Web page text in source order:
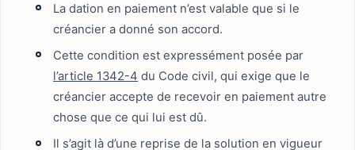
La dation en paiement n’est valable que si le
créancier a donné son accord.
Cette condition est expressément posée par
l’article 1342-4 du Code civil, qui exige que le
créancier accepte de recevoir en paiement autre
chose que ce qui lui est dû.
Il s’agit là d’une reprise de la solution en vigueur